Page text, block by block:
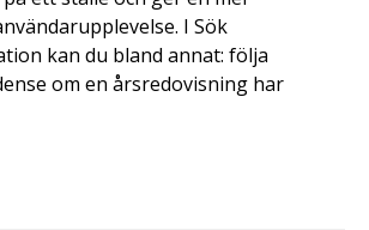
I Sök
kan du bland annat: följa
om en årsredovisning har